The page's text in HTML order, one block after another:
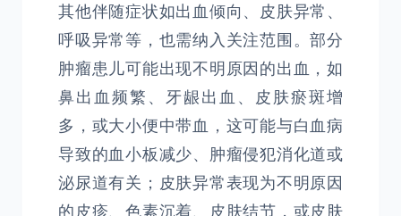
其他伴随症状如出血倾向、皮肤异常、
呼吸异常等，也需纳入关注范围。部分
肿瘤患儿可能出现不明原因的出血，如
鼻出血频繁、牙龈出血、皮肤瘀斑增
多，或大小便中带血，这可能与白血病
导致的血小板减少、肿瘤侵犯消化道或
泌尿道有关；皮肤异常表现为不明原因
的皮疹、色素沉着、皮肤结节，或皮肤